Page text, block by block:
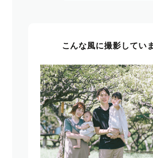
こんな風に撮影してい